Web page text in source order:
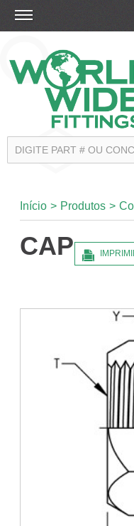
Início > Produtos >
CAP